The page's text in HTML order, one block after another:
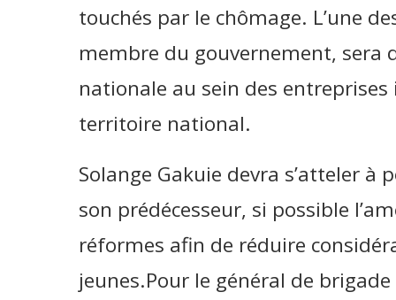
touchés par le chômage. L’une
membre du gouvernement, sera
nationale au sein des
territoire national.
Solange Gakuie devra s’atteler
son prédécesseur, si possible
réformes afin de réduire
jeunes.Pour le général de